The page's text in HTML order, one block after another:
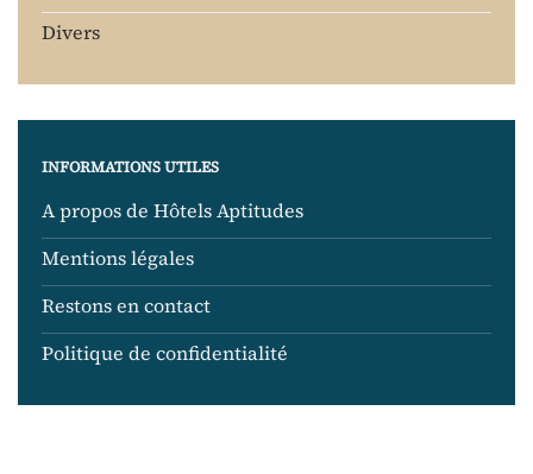
Divers
INFORMATIONS UTILES
A propos de Hôtels Aptitudes
Mentions légales
Restons en contact
Politique de confidentialité